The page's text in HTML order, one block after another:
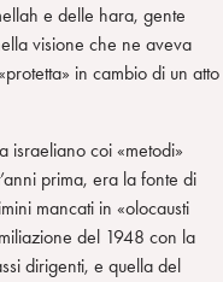
e delle hara, gente
visione che ne aveva
in cambio di un atto
israeliano coi «metodi»
prima, era la fonte di
mancati in «olocausti
del 1948 con la
dirigenti, e quella del